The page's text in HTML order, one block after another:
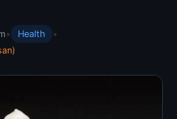
• Health
•